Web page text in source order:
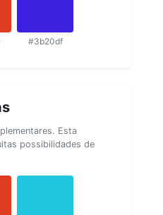
#3b20df
Esta
possibilidades de